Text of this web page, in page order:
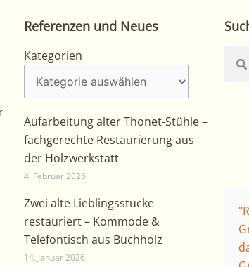
Referenzen und Neues
Kategorien
Kategorien
Aufarbeitung alter Thonet-Stühle –
fachgerechte Restaurierung aus
der Holzwerkstatt
4. Februar 2026
Zwei alte Lieblingsstücke
restauriert – Kommode &
Telefontisch aus Buchholz
14. Januar 2026